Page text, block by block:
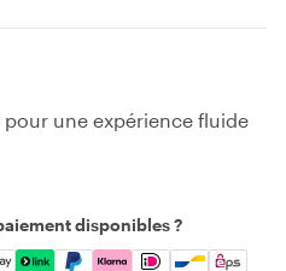
une expérience fluide
disponibles ?
Apple Pay, Google